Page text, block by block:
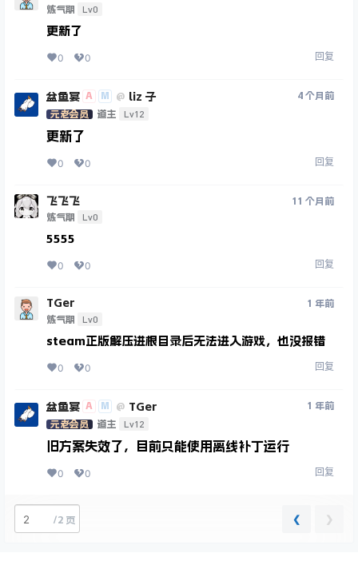
炼气期 Lv0
更新了
0 0 回复
盆鱼宴 A M @ liz 子
元老会员 道主 Lv12
4 个月前
更新了
0 0 回复
飞飞飞
炼气期 Lv0
11 个月前
5555
0 0 回复
TGer
炼气期 Lv0
1 年前
steam正版解压进根目录后无法进入游戏，也没报错
0 0 回复
盆鱼宴 A M @ TGer
元老会员 道主 Lv12
1 年前
旧方案失效了，目前只能使用离线补丁运行
0 0 回复
/2 页 ❮ ❯